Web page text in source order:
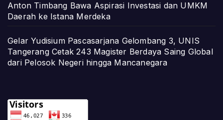
Anton Timbang Bawa Aspirasi Investasi dan UMKM
Daerah ke Istana Merdeka
Gelar Yudisium Pascasarjana Gelombang 3, UNIS
Tangerang Cetak 243 Magister Berdaya Saing Global
dari Pelosok Negeri hingga Mancanegara